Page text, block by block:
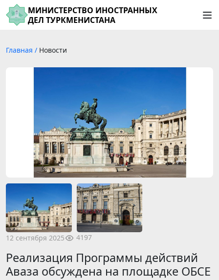
МИНИСТЕРСТВО ИНОСТРАННЫХ
ДЕЛ ТУРКМЕНИСТАНА
Главная / Новости
12 сентября 2025 4197
Реализация Программы действий
Аваза обсуждена на площадке ОБСЕ